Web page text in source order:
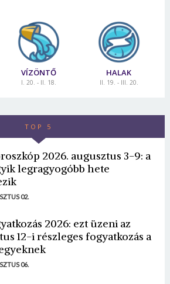
VÍZÖNTŐ
I. 20. - II. 18.
HALAK
II. 19. - III. 20.
TOP 5
2026. augusztus 3-9: a
legragyogóbb hete
02.
2026: ezt üzeni az
12-i részleges fogyatkozás a
06.